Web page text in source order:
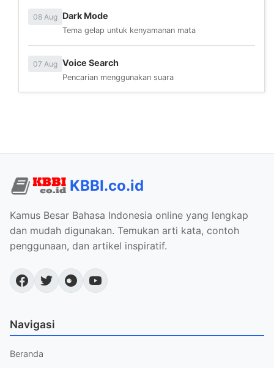
08 Aug Dark Mode
Tema gelap untuk kenyamanan mata
07 Aug Voice Search
Pencarian menggunakan suara
KBBI.co.id
Kamus Besar Bahasa Indonesia online yang lengkap
dan mudah digunakan. Temukan arti kata, contoh
penggunaan, dan artikel inspiratif.
Navigasi
Beranda